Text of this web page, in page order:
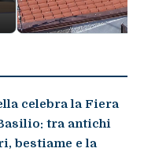
celebra la Fiera
tra antichi
bestiame e la